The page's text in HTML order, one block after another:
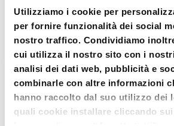
Utilizziamo i cookie per
per fornire funzionalità dei social
nostro traffico. Condividiamo
cui utilizza il nostro sito con i
analisi dei dati web, pubblicità e
combinarle con altre informazioni
hanno raccolto dal suo utilizzo dei
quali cookie installare cliccando
Abbonamento Ex356-2025 solo
aggiornamento Under
35_associati_DdC Mantova
183.00
Ex356-
€61.00